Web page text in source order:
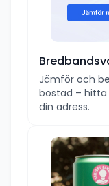
Jämför och
bostad –
din adress.